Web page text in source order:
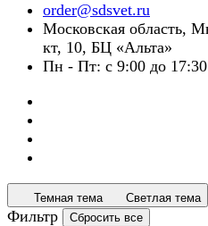
order@sdsvet.ru
Московская область,
кт, 10, БЦ «Альта»
Пн - Пт: с 9:00 до 17:30
Темная тема Светлая тема
Фильтр Сбросить все